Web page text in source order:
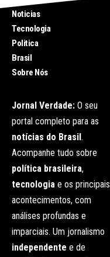
Noticias
Tecnologia
Politica
Brasil
Sobre Nós
Jornal Verdade: O seu
portal completo para as
notícias do Brasil .
Acompanhe tudo sobre
política brasileira,
tecnologia e os principais
acontecimentos, com
análises profundas e
imparciais. Um jornalismo
independente e de